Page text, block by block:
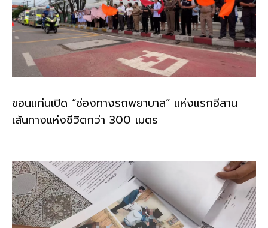
ขอนแก่นเปิด “ช่องทางรถพยาบาล” แห่งแรกอีสาน
เส้นทางแห่งชีวิตกว่า 300 เมตร